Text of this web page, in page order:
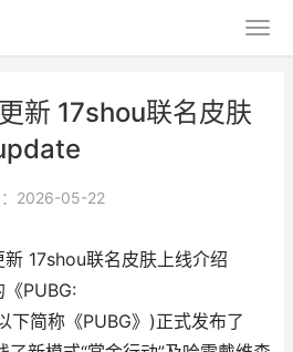
新 17shou联名皮肤
：2026-05-22
17shou联名皮肤上线介绍
《PUBG:
下简称《PUBG》)正式发布了